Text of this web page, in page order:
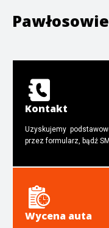
Pawłosowie
Kontakt
Uzyskujemy
przez formularz, bądź
Wycena auta